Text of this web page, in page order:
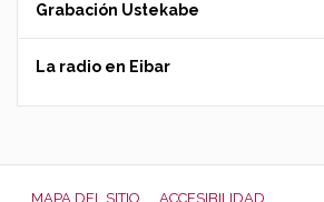
Grabación Ustekabe
La radio en Eibar
MAPA DEL SITIO ACCESIBILIDAD